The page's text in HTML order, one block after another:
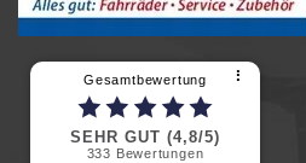
Gesamtbewertung ⠇
SEHR GUT (4,8/5)
333 Bewertungen